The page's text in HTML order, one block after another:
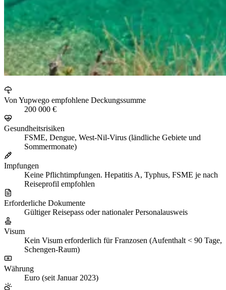
Von Yupwego empfohlene Deckungssumme
200 000 €
Gesundheitsrisiken
FSME, Dengue, West-Nil-Virus (ländliche Gebiete und
Sommermonate)
Impfungen
Keine Pflichtimpfungen. Hepatitis A, Typhus, FSME je nach
Reiseprofil empfohlen
Erforderliche Dokumente
Gültiger Reisepass oder nationaler Personalausweis
Visum
Kein Visum erforderlich für Franzosen (Aufenthalt < 90 Tage,
Schengen-Raum)
Währung
Euro (seit Januar 2023)